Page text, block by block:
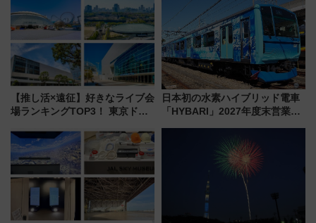
軽に 運行ダイヤ・運賃を解説
舗が集結した食の空間を徹底解
剖！（9/10開業）
【推し活×遠征】好きなライブ会
場ランキングTOP3！ 東京ドー
由と交通アクセス術、ライブ会
場に何を求める？
日本初の水素ハイブリッド電車
「HYBARI」2027年度末営業運
で水素利活用が加速